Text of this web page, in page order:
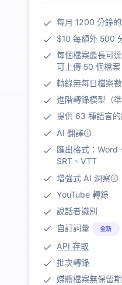
每月 1200 分鐘
$10 每額外 500
每個檔案最長可
可上傳 50 個檔案
轉錄無每日檔案
進階轉錄模型（準
提供 63 種語言
AI 翻譯
匯出格式：Word
SRT、VTT
增強式 AI 洞察
YouTube 轉錄
說話者識別
自訂詞彙
全新
API 存取
批次轉錄
媒體檔案無保留